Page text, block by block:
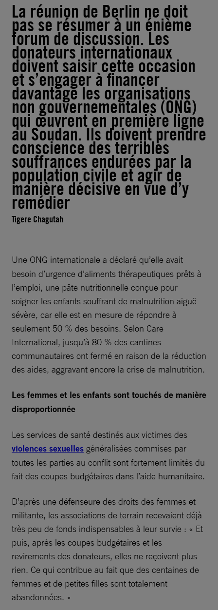
La réunion de Berlin ne doit
pas se résumer à un énième
forum de discussion. Les
donateurs internationaux
doivent saisir cette occasion
et s’engager à financer
davantage les organisations
non gouvernementales (ONG)
qui œuvrent en première ligne
au Soudan. Ils doivent prendre
conscience des terribles
souffrances endurées par la
population civile et agir de
manière décisive en vue d’y
remédier
Tigere Chagutah
Une ONG internationale a déclaré qu’elle avait
besoin d’urgence d’aliments thérapeutiques prêts à
l’emploi, une pâte nutritionnelle conçue pour
soigner les enfants souffrant de malnutrition aiguë
sévère, car elle est en mesure de répondre à
seulement 50 % des besoins. Selon Care
International, jusqu’à 80 % des cantines
communautaires ont fermé en raison de la réduction
des aides, aggravant encore la crise de malnutrition.
Les femmes et les enfants sont touchés de manière
disproportionnée
Les services de santé destinés aux victimes des
violences sexuelles généralisées commises par
toutes les parties au conflit sont fortement limités du
fait des coupes budgétaires dans l’aide humanitaire.
D’après une défenseure des droits des femmes et
militante, les associations de terrain recevaient déjà
très peu de fonds indispensables à leur survie : « Et
puis, après les coupes budgétaires et les
revirements des donateurs, elles ne reçoivent plus
rien. Ce qui contribue au fait que des centaines de
femmes et de petites filles sont totalement
abandonnées. »